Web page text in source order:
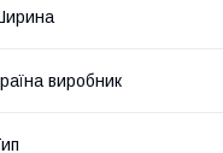
виробник